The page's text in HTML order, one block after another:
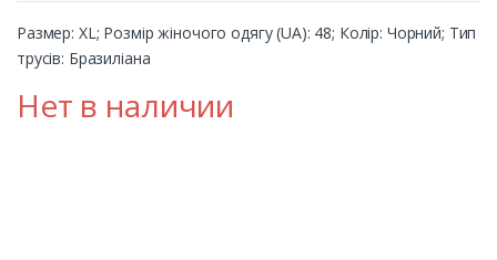
Размер: XL; Розмір жіночого одягу (UA): 48; Колір: Чорний; Тип
трусів: Бразиліана
Нет в наличии